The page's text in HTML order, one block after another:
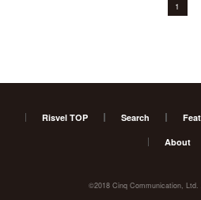
1
Risvel TOP Search
About
©2018 Cinq Communication, Ltd.